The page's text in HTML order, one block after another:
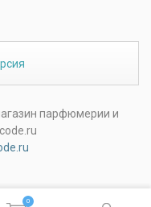
парфюмерии и
0